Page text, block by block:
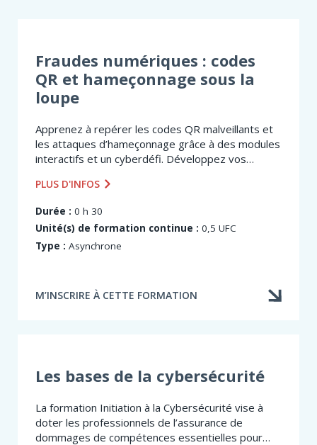
Fraudes numériques : codes
QR et hameçonnage sous la
loupe
Apprenez à repérer les codes QR malveillants et
les attaques d’hameçonnage grâce à des modules
interactifs et un cyberdéfi. Développez vos
PLUS D'INFOS
Durée : 0 h 30
Unité(s) de formation continue : 0,5 UFC
Type : Asynchrone
M’INSCRIRE À CETTE FORMATION
Les bases de la cybersécurité
La formation Initiation à la Cybersécurité vise à
doter les professionnels de l’assurance de
dommages de compétences essentielles pour